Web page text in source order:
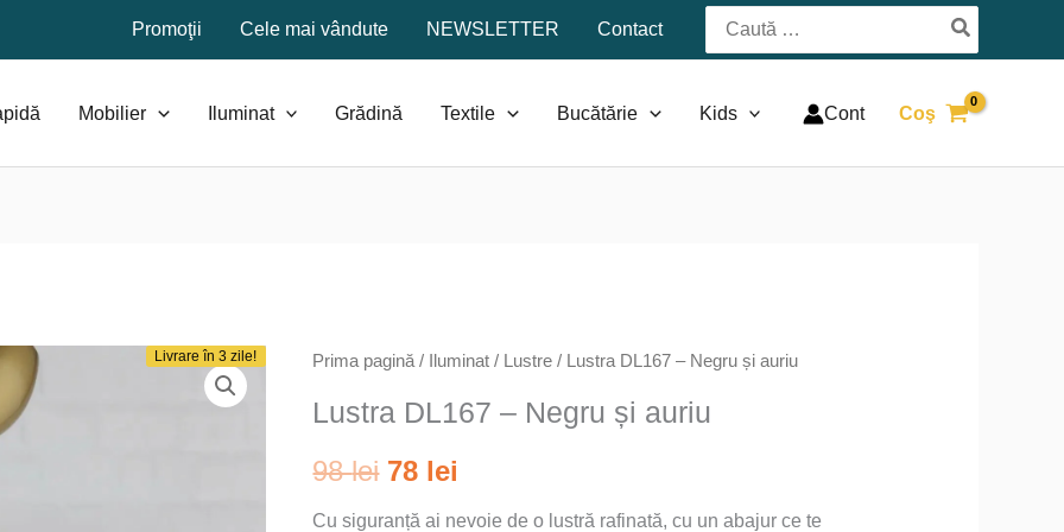
Promoţii Cele mai vândute NEWSLETTER Contact
Search
for:
Mobilier Iluminat Grădină Textile Bucătărie Kids Cont Coş
Livrare în 3 zile! Prima pagină / Iluminat / Lustre / Lustra DL167 – Negru și auriu
Lustra DL167 – Negru și auriu
98lei Prețul
inițial
78 lei
curent
Cu siguranță ai nevoie de o lustră rafinată, cu un abajur ce te